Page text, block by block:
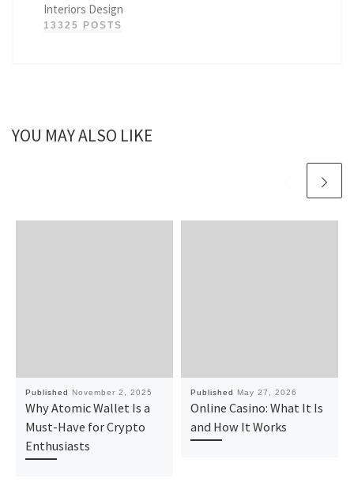
Interiors Design
13325 POSTS
YOU MAY ALSO LIKE
Published November 2, 2025
Why Atomic Wallet Is a
Must-Have for Crypto
Enthusiasts
Published May 27, 2026
Online Casino: What It Is
and How It Works